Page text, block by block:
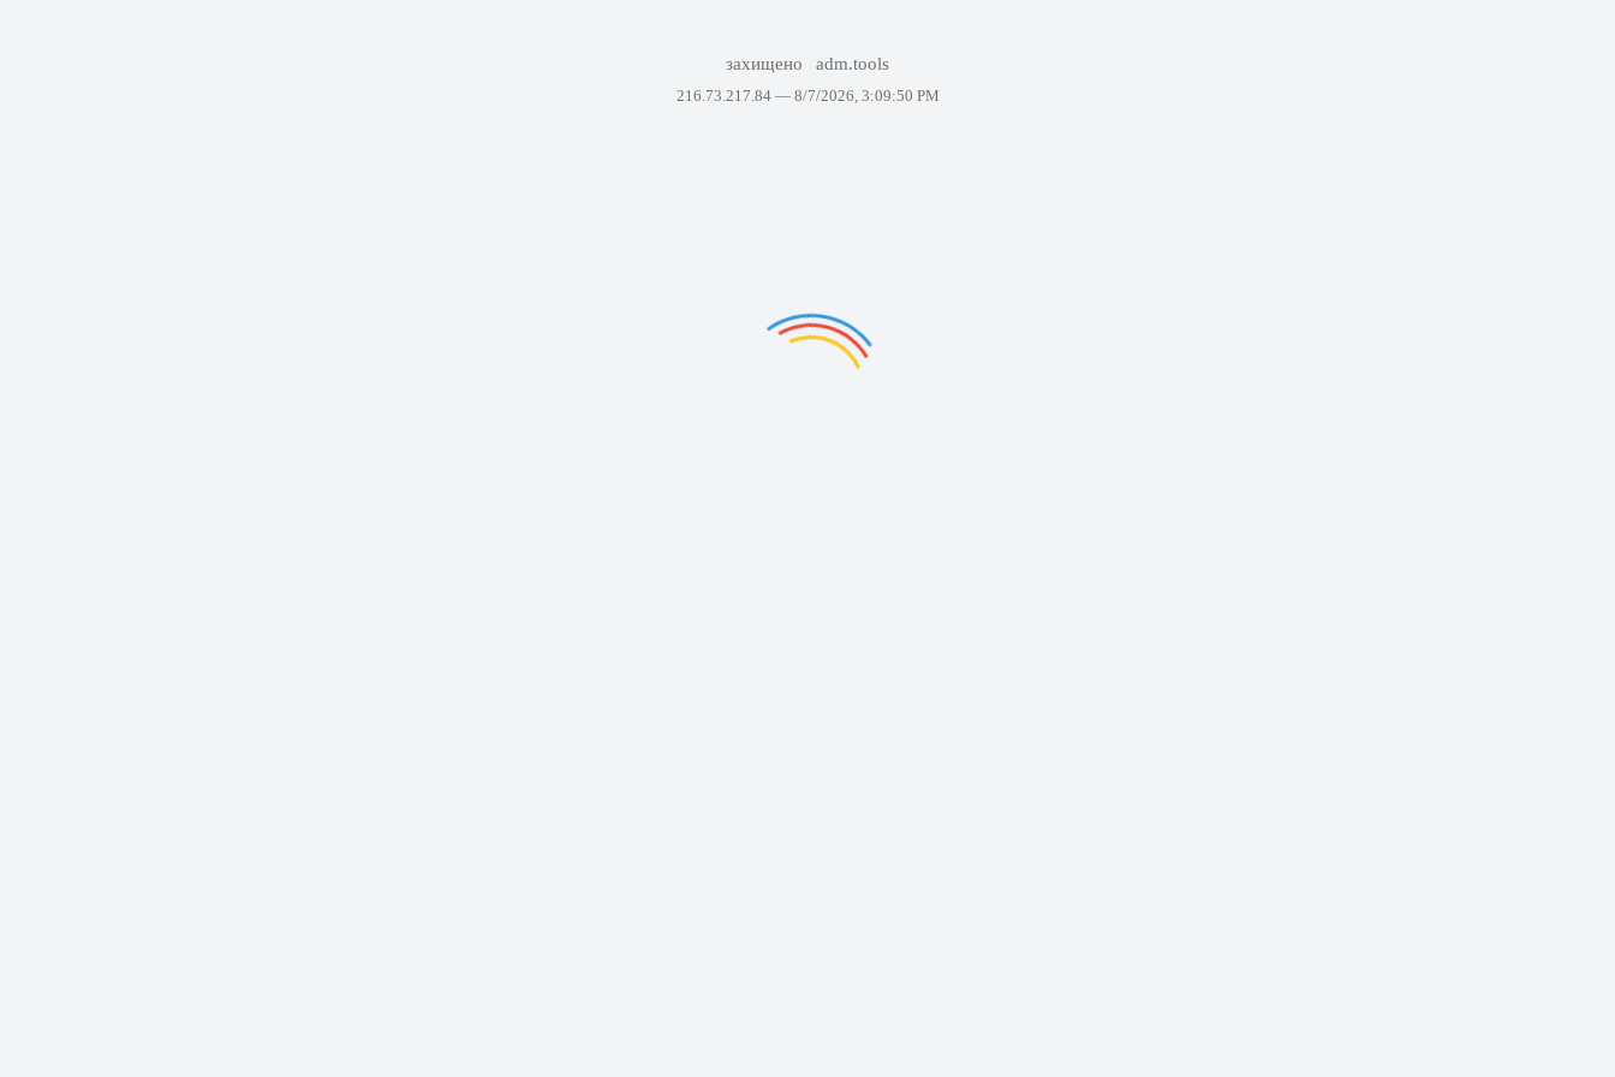
захищено adm.tools
216.73.217.84 — 8/7/2026, 3:09:50 PM